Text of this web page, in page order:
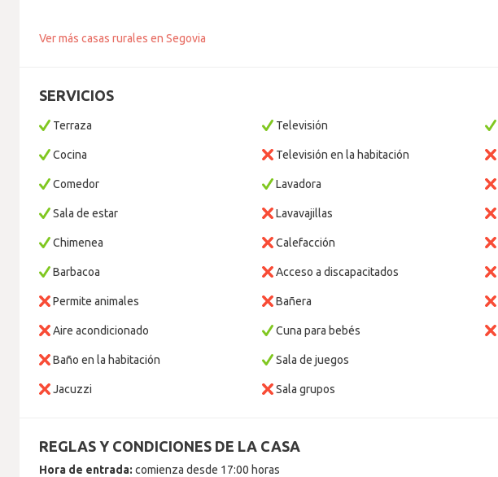
Ver más casas rurales en Segovia
SERVICIOS
Terraza
Cocina
Comedor
Sala de estar
Chimenea
Barbacoa
Permite animales
Aire acondicionado
Baño en la habitación
Jacuzzi
Televisión
Televisión en la habitación
Lavadora
Lavavajillas
Calefacción
Acceso a discapacitados
Bañera
Cuna para bebés
Sala de juegos
Sala grupos
REGLAS Y CONDICIONES DE LA CASA
Hora de entrada: comienza desde 17:00 horas